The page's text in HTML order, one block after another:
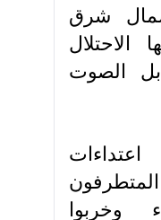
شرق
الاحتلال
الصوت
وخربوا